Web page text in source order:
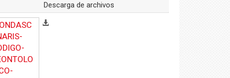
Descarga de archivos